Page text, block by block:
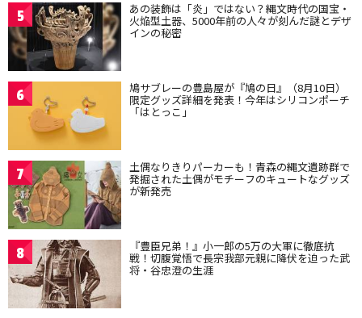
5 あの装飾は「炎」ではない？縄文時代の国宝・
火焔型土器、5000年前の人々が刻んだ謎とデザ
インの秘密
6 鳩サブレーの豊島屋が『鳩の日』（8月10日）
限定グッズ詳細を発表！今年はシリコンポーチ
「はとっこ」
7 土偶なりきりパーカーも！青森の縄文遺跡群で
発掘された土偶がモチーフのキュートなグッズ
が新発売
8 『豊臣兄弟！』小一郎の5万の大軍に徹底抗
戦！切腹覚悟で長宗我部元親に降伏を迫った武
将・谷忠澄の生涯